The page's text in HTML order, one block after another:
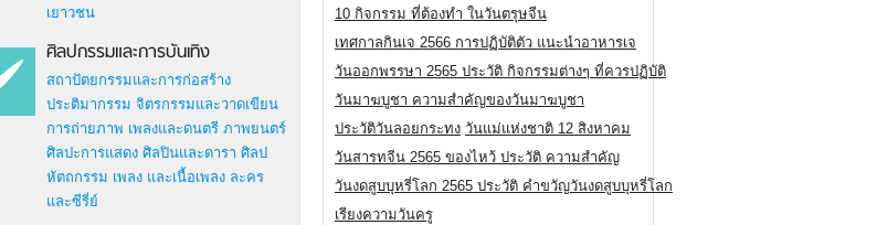
เยาวชน
ศิลปกรรมและการบันเทิง
สถาปัตยกรรมและการก่อสร้าง
ประติมากรรม จิตรกรรมและวาดเขียน
การถ่ายภาพ เพลงและดนตรี ภาพยนตร์
ศิลปะการแสดง ศิลปินและดารา ศิลป
หัตถกรรม เพลง และเนื้อเพลง ละคร
และซีรี่ย์
10 กิจกรรม ที่ต้องทำ ในวันตรุษจีน
เทศกาลกินเจ 2566 การปฏิบัติตัว แนะนำอาหารเจ
วันออกพรรษา 2565 ประวัติ กิจกรรมต่างๆ ที่ควรปฏิบัติ
วันมาฆบูชา ความสำคัญของวันมาฆบูชา
ประวัติวันลอยกระทง วันแม่แห่งชาติ 12 สิงหาคม
วันสารทจีน 2565 ของไหว้ ประวัติ ความสำคัญ
วันงดสูบบุหรี่โลก 2565 ประวัติ คำขวัญวันงดสูบบุหรี่โลก
เรียงความวันครู